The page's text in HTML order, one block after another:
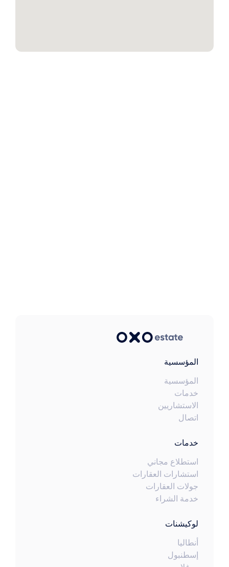
المؤسسية
المؤسسية
خدمات
الاستشاريين
اتصال
خدمات
استطلاع مجاني
استشارات العقارات
جولات العقارات
خدمة الشراء
لوكيشنات
أنطاليا
إسطنبول